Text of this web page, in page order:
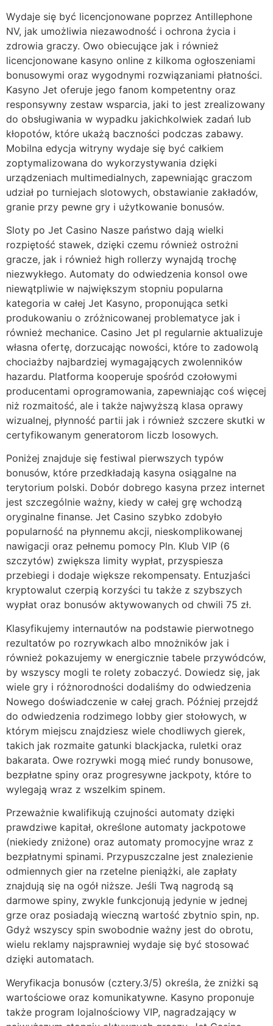
Wydaje się być licencjonowane poprzez Antillephone
NV, jak umożliwia niezawodność i ochrona życia i
zdrowia graczy. Owo obiecujące jak i również
licencjonowane kasyno online z kilkoma ogłoszeniami
bonusowymi oraz wygodnymi rozwiązaniami płatności.
Kasyno Jet oferuje jego fanom kompetentny oraz
responsywny zestaw wsparcia, jaki to jest zrealizowany
do obsługiwania w wypadku jakichkolwiek zadań lub
kłopotów, które ukażą baczności podczas zabawy.
Mobilna edycja witryny wydaje się być całkiem
zoptymalizowana do wykorzystywania dzięki
urządzeniach multimedialnych, zapewniając graczom
udział po turniejach slotowych, obstawianie zakładów,
granie przy pewne gry i użytkowanie bonusów.
Sloty po Jet Casino Nasze państwo dają wielki
rozpiętość stawek, dzięki czemu również ostrożni
gracze, jak i również high rollerzy wynajdą trochę
niezwykłego. Automaty do odwiedzenia konsol owe
niewątpliwie w największym stopniu popularna
kategoria w całej Jet Kasyno, proponująca setki
produkowaniu o zróżnicowanej problematyce jak i
również mechanice. Casino Jet pl regularnie aktualizuje
własna ofertę, dorzucając nowości, które to zadowolą
chociażby najbardziej wymagających zwolenników
hazardu. Platforma kooperuje spośród czołowymi
producentami oprogramowania, zapewniając coś więcej
niż rozmaitość, ale i także najwyższą klasa oprawy
wizualnej, płynność partii jak i również szczere skutki w
certyfikowanym generatorom liczb losowych.
Poniżej znajduje się festiwal pierwszych typów
bonusów, które przedkładają kasyna osiągalne na
terytorium polski. Dobór dobrego kasyna przez internet
jest szczególnie ważny, kiedy w całej grę wchodzą
oryginalne finanse. Jet Casino szybko zdobyło
popularność na płynnemu akcji, nieskomplikowanej
nawigacji oraz pełnemu pomocy Pln. Klub VIP (6
szczytów) zwiększa limity wypłat, przyspiesza
przebiegi i dodaje większe rekompensaty. Entuzjaści
kryptowalut czerpią korzyści tu także z szybszych
wypłat oraz bonusów aktywowanych od chwili 75 zł.
Klasyfikujemy internautów na podstawie pierwotnego
rezultatów po rozrywkach albo mnożników jak i
również pokazujemy w energicznie tabele przywódców,
by wszyscy mogli te rolety zobaczyć. Dowiedz się, jak
wiele gry i różnorodności dodaliśmy do odwiedzenia
Nowego doświadczenie w całej grach. Później przejdź
do odwiedzenia rodzimego lobby gier stołowych, w
którym miejscu znajdziesz wiele chodliwych gierek,
takich jak rozmaite gatunki blackjacka, ruletki oraz
bakarata. Owe rozrywki mogą mieć rundy bonusowe,
bezpłatne spiny oraz progresywne jackpoty, które to
wylegają wraz z wszelkim spinem.
Przeważnie kwalifikują czujności automaty dzięki
prawdziwe kapitał, określone automaty jackpotowe
(niekiedy zniżone) oraz automaty promocyjne wraz z
bezpłatnymi spinami. Przypuszczalne jest znalezienie
odmiennych gier na rzetelne pieniążki, ale zapłaty
znajdują się na ogół niższe. Jeśli Twą nagrodą są
darmowe spiny, zwykle funkcjonują jedynie w jednej
grze oraz posiadają wieczną wartość zbytnio spin, np.
Gdyż wszyscy spin swobodnie ważny jest do obrotu,
wielu reklamy najsprawniej wydaje się być stosować
dzięki automatach.
Weryfikacja bonusów (cztery.3/5) określa, że zniżki są
wartościowe oraz komunikatywne. Kasyno proponuje
także program lojalnościowy VIP, nagradzający w